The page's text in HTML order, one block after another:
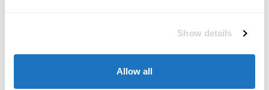
Show details
Allow all
kancelářský design se výrazně proměnil